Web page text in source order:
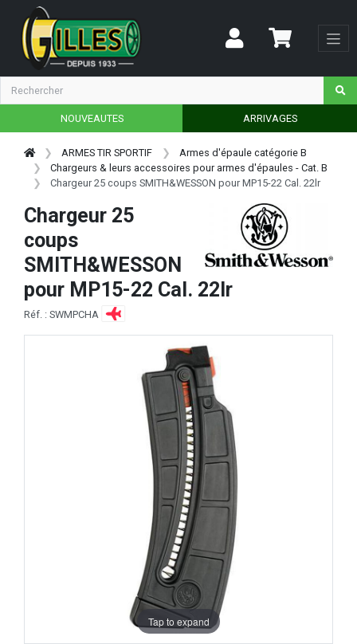
NOUVEAUTES ARRIVAGES
ARMES TIR SPORTIF
Armes d'épaule catégorie B
Chargeurs & leurs accessoires pour armes d'épaules - Cat. B
Chargeur 25 coups SMITH&WESSON pour MP15-22 Cal. 22lr
Chargeur 25
coups
SMITH&WESSON
pour MP15-22 Cal. 22lr
Réf. : SWMPCHA
Tap to expand